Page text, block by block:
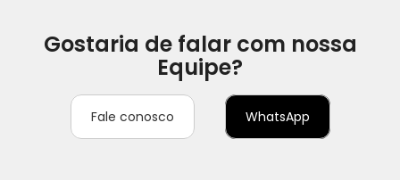
Gostaria de falar com nossa
Equipe?
Fale conosco WhatsApp